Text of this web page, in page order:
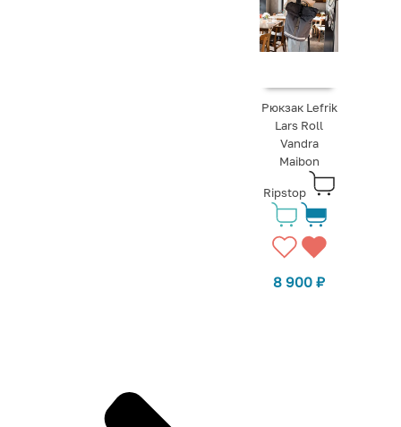
Рюкзак Lefrik
Lars Roll
Vandra
Maibon
Ripstop
8 900₽